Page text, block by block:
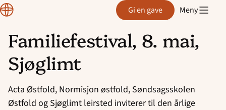
Hopp
til
innhold
Region
Østfold Gi en gave Meny
Familiefestival, 8. mai,
Sjøglimt
Acta Østfold, Normisjon østfold, Søndsagsskolen
Østfold og Sjøglimt leirsted inviterer til den årlige